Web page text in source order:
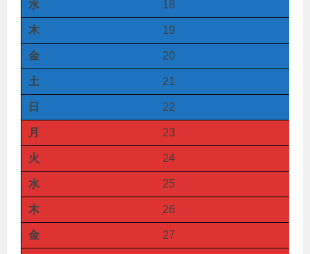
水 18
木 19
金 20
土 21
日 22
月 23
火 24
水 25
木 26
金 27